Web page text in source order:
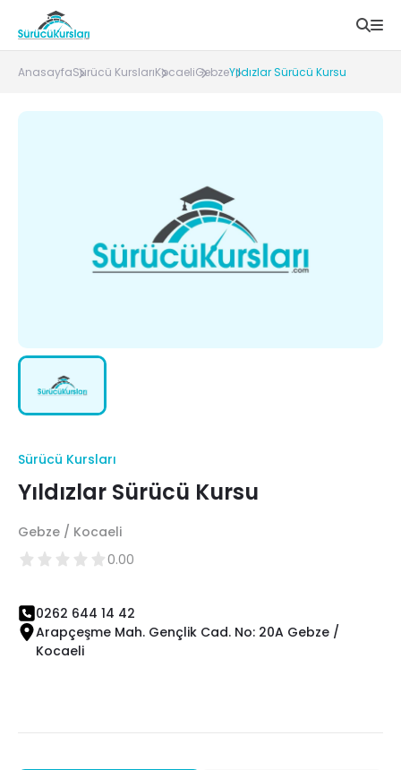
AnasayfaSürücü KurslarıKocaeliGebzeYıldızlar Sürücü Kursu
Sürücü Kursları
Yıldızlar Sürücü Kursu
Gebze / Kocaeli
0.00
0262 644 14 42
Arapçeşme Mah. Gençlik Cad. No: 20A Gebze /
Kocaeli